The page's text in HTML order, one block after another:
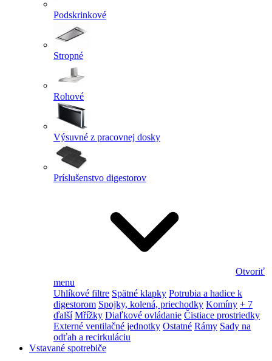
Podskrinkové
Stropné
Rohové
Výsuvné z pracovnej dosky
Príslušenstvo digestorov
Otvoriť
menu
Uhlíkové filtre Spätné klapky Potrubia a hadice k
digestorom Spojky, kolená, priechodky Komíny + 7
ďalší Mřížky Diaľkové ovládanie Čistiace prostriedky
Externé ventilačné jednotky Ostatné Rámy Sady na
odťah a recirkuláciu
Vstavané spotrebiče